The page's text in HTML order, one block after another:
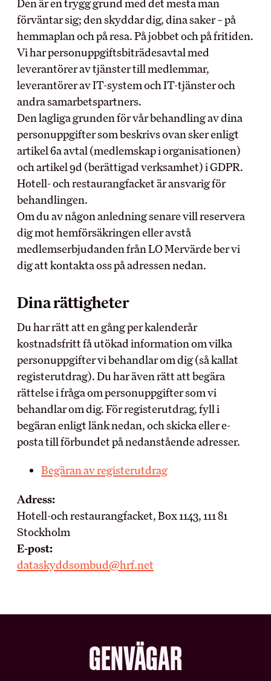
Den är en trygg grund med det mesta man
förväntar sig; den skyddar dig, dina saker – på
hemmaplan och på resa. På jobbet och på fritiden.
Vi har personuppgiftsbiträdesavtal med
leverantörer av tjänster till medlemmar,
leverantörer av IT-system och IT-tjänster och
andra samarbetspartners.
Den lagliga grunden för vår behandling av dina
personuppgifter som beskrivs ovan sker enligt
artikel 6a avtal (medlemskap i organisationen)
och artikel 9d (berättigad verksamhet) i GDPR.
Hotell- och restaurangfacket är ansvarig för
behandlingen.
Om du av någon anledning senare vill reservera
dig mot hemförsäkringen eller avstå
medlemserbjudanden från LO Mervärde ber vi
dig att kontakta oss på adressen nedan.
Dina rättigheter
Du har rätt att en gång per kalenderår
kostnadsfritt få utökad information om vilka
personuppgifter vi behandlar om dig (så kallat
registerutdrag). Du har även rätt att begära
rättelse i fråga om personuppgifter som vi
behandlar om dig. För registerutdrag, fyll i
begäran enligt länk nedan, och skicka eller e-
posta till förbundet på nedanstående adresser.
Begäran av registerutdrag
Adress:
Hotell-och restaurangfacket, Box 1143, 111 81
Stockholm
E-post:
dataskyddsombud@hrf.net
GENVÄGAR